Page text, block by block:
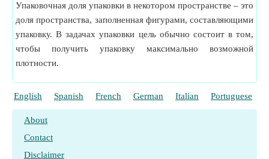
Упаковочная доля упаковки в некотором пространстве – это
доля пространства, заполненная фигурами, составляющими
упаковку. В задачах упаковки цель обычно состоит в том,
чтобы получить упаковку максимально возможной
плотности.
English Spanish French German Italian Portuguese
About
Contact
Disclaimer